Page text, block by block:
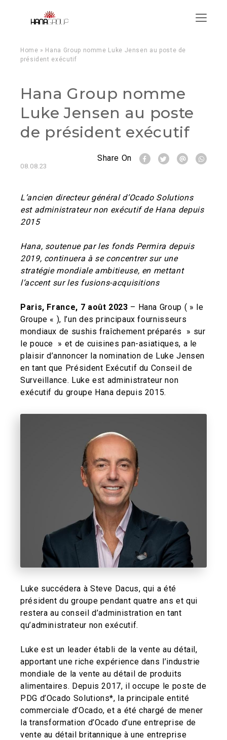
Menu
Home » Hana Group nomme Luke Jensen au poste de
président exécutif
Hana Group nomme
Luke Jensen au poste
de président exécutif
08.08.23
Share On
L’ancien directeur général d’Ocado Solutions
est administrateur non exécutif de Hana depuis
2015
Hana, soutenue par les fonds Permira depuis
2019, continuera à se concentrer sur une
stratégie mondiale ambitieuse, en mettant
l’accent sur les fusions-acquisitions
Paris, France, 7 août 2023 – Hana Group ( » le
Groupe « ), l’un des principaux fournisseurs
mondiaux de sushis fraîchement préparés » sur
le pouce » et de cuisines pan-asiatiques, a le
plaisir d’annoncer la nomination de Luke Jensen
en tant que Président Exécutif du Conseil de
Surveillance. Luke est administrateur non
exécutif du groupe Hana depuis 2015.
Luke succédera à Steve Dacus, qui a été
président du groupe pendant quatre ans et qui
restera au conseil d’administration en tant
qu’administrateur non exécutif.
Luke est un leader établi de la vente au détail,
apportant une riche expérience dans l’industrie
mondiale de la vente au détail de produits
alimentaires. Depuis 2017, il occupe le poste de
PDG d’Ocado Solutions*, la principale entité
commerciale d’Ocado, et a été chargé de mener
la transformation d’Ocado d’une entreprise de
vente au détail britannique à une entreprise